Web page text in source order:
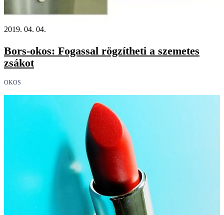
2019. 04. 04.
Bors-okos: Fogassal rögzítheti a szemetes
zsákot
OKOS